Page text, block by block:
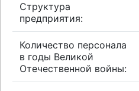
Структура
предприятия:
Количество персонала
в годы Великой
Отечественной войны: